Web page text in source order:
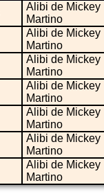
Alibi de Mickey
Martino
Alibi de Mickey
Martino
Alibi de Mickey
Martino
Alibi de Mickey
Martino
Alibi de Mickey
Martino
Alibi de Mickey
Martino
Alibi de Mickey
Martino